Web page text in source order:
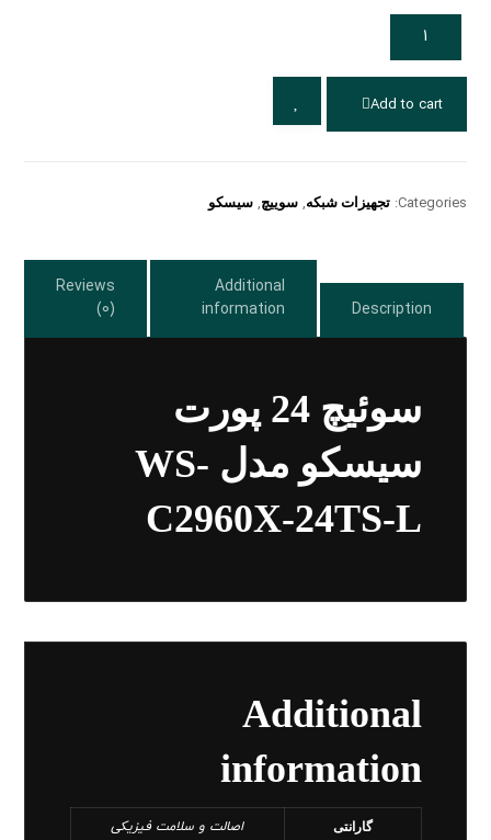
Add to cart
Categories: تجهیزات شبکه,سوییچ,سیسکو
Description
Additional
information
Reviews
(0)
سوئیچ 24 پورت
سیسکو مدل WS-
C2960X-24TS-L
Additional
information
گارانتی اصالت و سلامت فیزیکی